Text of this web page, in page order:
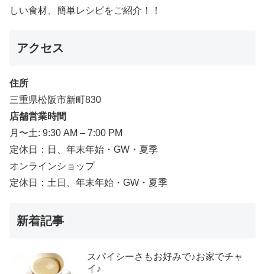
しい食材、簡単レシピをご紹介！！
アクセス
住所
三重県松阪市新町830
店舗営業時間
月〜土: 9:30 AM – 7:00 PM
定休日：日、年末年始・GW・夏季
オンラインショップ
定休日：土日、年末年始・GW・夏季
新着記事
スパイシーさもお好みで♪お家でチャ
イ♪